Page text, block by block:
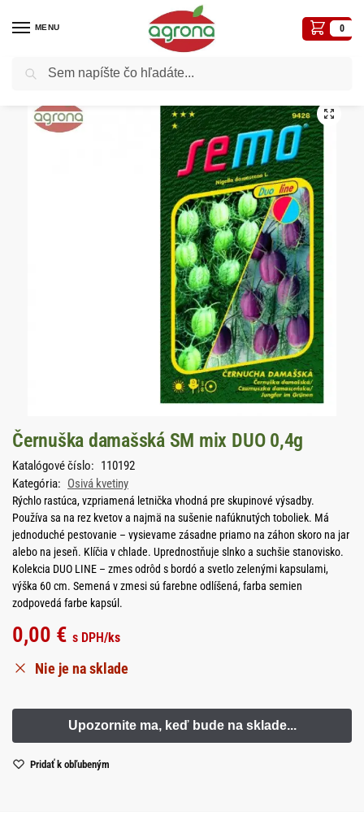
MENU 0
Domov Semená - osivá / Osivá kvetiny
Černuška damašská SM mix DUO 0,4g
Katalógové číslo: 110192
Kategória: Osivá kvetiny
Rýchlo rastúca, vzpriamená letnička vhodná pre skupinové výsadby.
Používa sa na rez kvetov a najmä na sušenie nafúknutých toboliek. Má
jednoduché pestovanie – vysievame zásadne priamo na záhon skoro na jar
alebo na jeseň. Klíčia v chlade. Uprednostňuje slnko a suchšie stanovisko.
Kolekcia DUO LINE – zmes odrôd s bordó a svetlo zelenými kapsulami,
výška 60 cm. Semená v zmesi sú farebne odlíšená, farba semien
zodpovedá farbe kapsúl.
0,00 € s DPH/ks
Nie je na sklade
Pridať k obľubeným